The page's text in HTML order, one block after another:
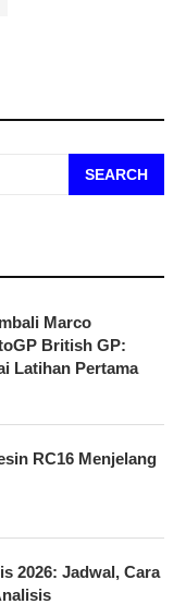
SEARCH
Marco
British GP:
Latihan Pertama
RC16 Menjelang
2026: Jadwal, Cara